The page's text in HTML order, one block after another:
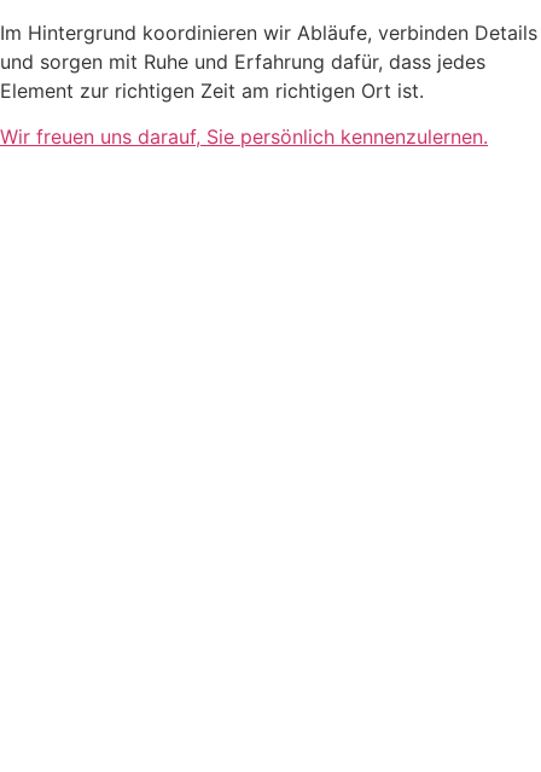
Im Hintergrund koordinieren wir Abläufe, verbinden Details
und sorgen mit Ruhe und Erfahrung dafür, dass jedes
Element zur richtigen Zeit am richtigen Ort ist.
Wir freuen uns darauf, Sie persönlich kennenzulernen.